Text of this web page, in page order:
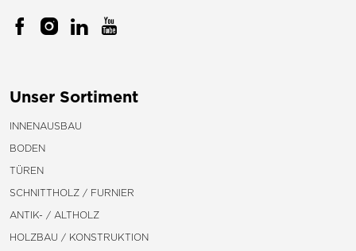
Unser Sortiment
INNENAUSBAU
BODEN
TÜREN
SCHNITTHOLZ / FURNIER
ANTIK- / ALTHOLZ
HOLZBAU / KONSTRUKTION